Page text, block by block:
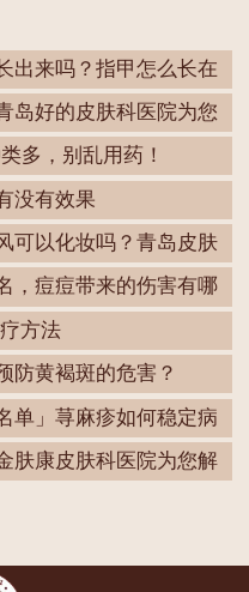
出来吗？指甲怎么长在
岛好的皮肤科医院为您
多，别乱用药！
没有效果
可以化妆吗？青岛皮肤
，痘痘带来的伤害有哪
方法
防黄褐斑的危害？
单」荨麻疹如何稳定病
肤康皮肤科医院为您解